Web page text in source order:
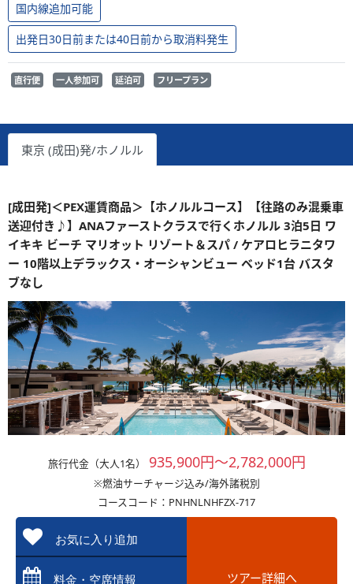
国内線追加可能
出発日30日前または40日前から取消料発生
直行便 一人参加可 延泊可 フリープラン
東京 (成田)発/ホノルル
[成田発]＜PEX運賃商品＞【ホノルルコース】【往路のみ混乗車
送迎付き♪】ANAファーストクラスで行くホノルル 3泊5日 ワ
イキキ ビーチ マリオット リゾート＆スパ / ケアロヒラニタワ
ー 10階以上デラックス・オーシャンビュー ベッド1台 バスタ
ブなし
旅行代金（大人1名） 935,900円～2,782,000円
※燃油サーチャージ込み/海外諸税別
コースコード：PNHNLNHFZX-717
お気に入り追加
料金・空席情報 ツアー詳細へ